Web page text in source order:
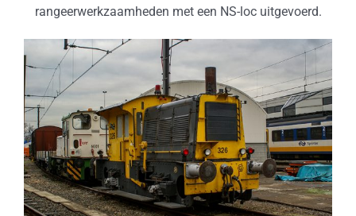
rangeerwerkzaamheden met een NS-loc uitgevoerd.